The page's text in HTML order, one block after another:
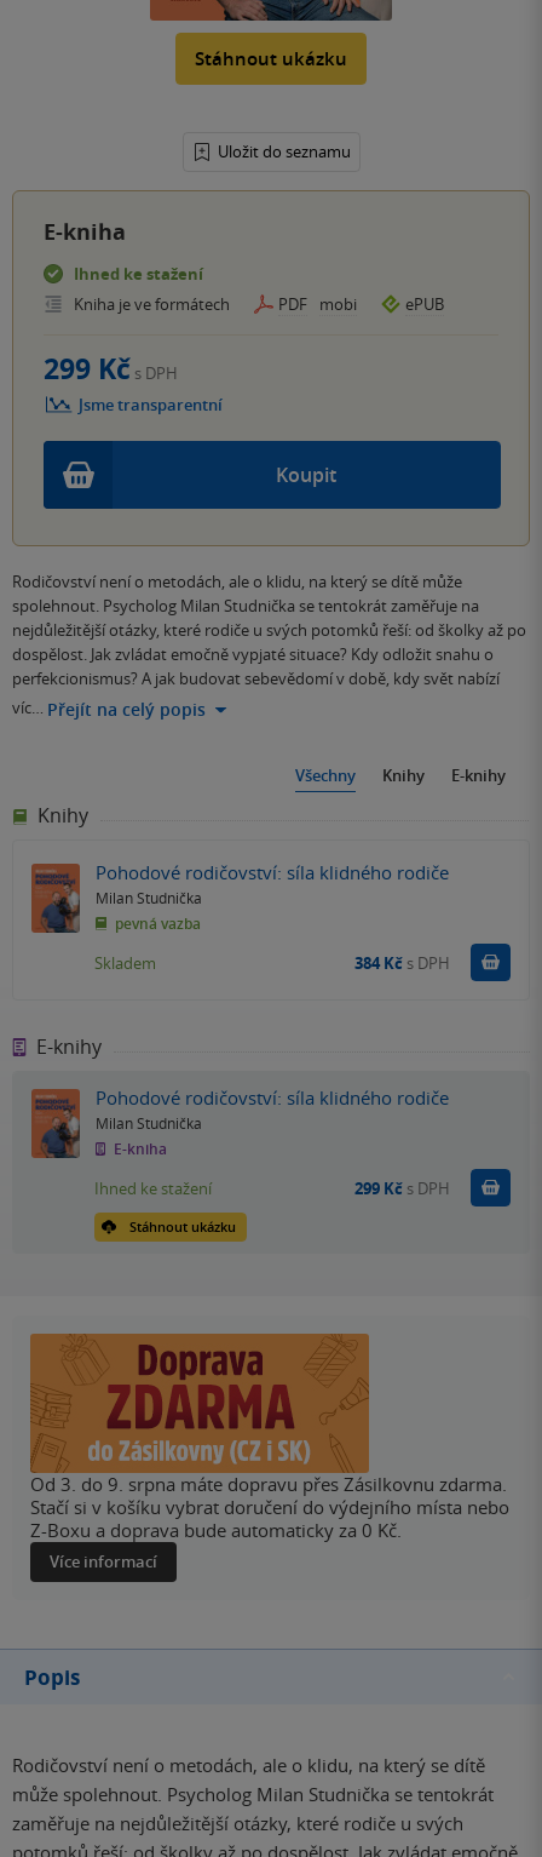
Stáhnout ukázku
Uložit do seznamu
E-kniha
Ihned ke stažení
Kniha je ve formátech
PDF mobi ePUB
Koupit
299 Kč s DPH
Jsme transparentní
Rodičovství není o metodách, ale o klidu, na který se dítě může
spolehnout. Psycholog Milan Studnička se tentokrát zaměřuje na
nejdůležitější otázky, které rodiče u svých potomků řeší: od školky až po
dospělost. Jak zvládat emočně vypjaté situace? Kdy odložit snahu o
perfekcionismus? A jak budovat sebevědomí v době, kdy svět nabízí
víc… Přejít na celý popis
Všechny Knihy E-knihy
Knihy
Pohodové rodičovství: síla klidného rodiče
Milan Studnička
pevná vazba
Skladem 384 Kč s DPH
E-knihy
Pohodové rodičovství: síla klidného rodiče
Milan Studnička
E-kniha
Stáhnout ukázku
Ihned ke stažení 299 Kč s DPH Koupit
Od 3. do 9. srpna máte dopravu přes Zásilkovnu zdarma.
Stačí si v košíku vybrat doručení do výdejního místa nebo
Z-Boxu a doprava bude automaticky za 0 Kč.
Více informací
Popis
Rodičovství není o metodách, ale o klidu, na který se dítě
může spolehnout. Psycholog Milan Studnička se tentokrát
zaměřuje na nejdůležitější otázky, které rodiče u svých